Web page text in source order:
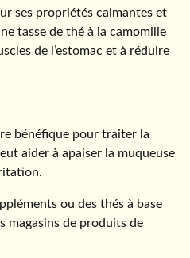
ses propriétés calmantes et
tasse de thé à la camomille
de l’estomac et à réduire
bénéfique pour traiter la
aider à apaiser la muqueuse
ou des thés à base
magasins de produits de